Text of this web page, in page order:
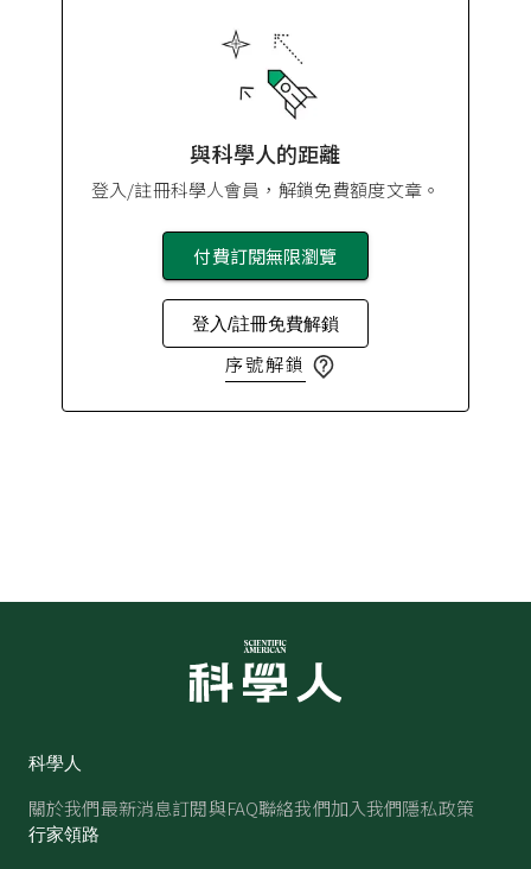
與科學人的距離
登入/註冊科學人會員，解鎖免費額度文章。
付費訂閱無限瀏覽
登入/註冊免費解鎖
序號解鎖
科學人
關於我們最新消息訂閱與FAQ聯絡我們加入我們隱私政策
行家領路